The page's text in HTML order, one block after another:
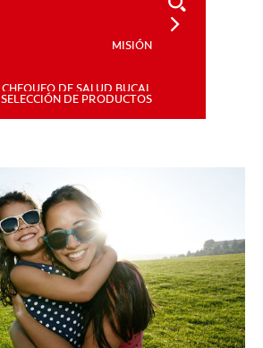
PARA PROFESIONALES
CUPONES
DÓNDE COMPRAR
MISIÓN
CHEQUEO DE SALUD BUCAL
SELECCIÓN DE PRODUCTOS